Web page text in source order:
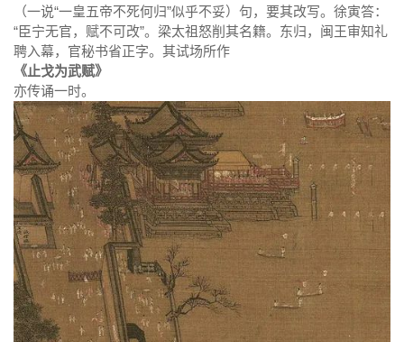
（一说“一皇五帝不死何归”似乎不妥）句，要其改写。徐寅答：
“臣宁无官，赋不可改”。梁太祖怒削其名籍。东归，闽王审知礼
聘入幕，官秘书省正字。其试场所作
《止戈为武赋》
亦传诵一时。